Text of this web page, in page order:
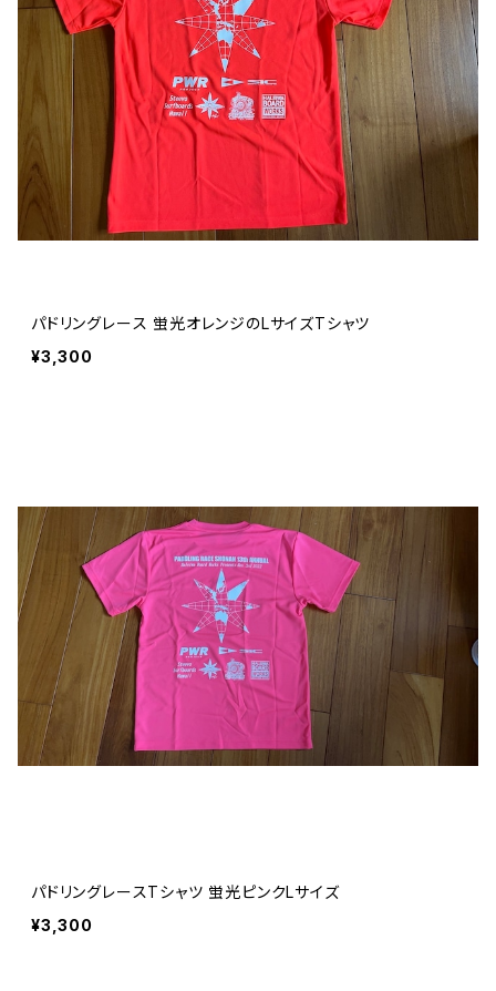
パドリングレース 蛍光オレンジのLサイズTシャツ
¥3,300
パドリングレースTシャツ 蛍光ピンクLサイズ
¥3,300